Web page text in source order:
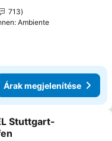
713
Ambiente
Árak megjelenítése
a kedvencekhez
Stuttgart-